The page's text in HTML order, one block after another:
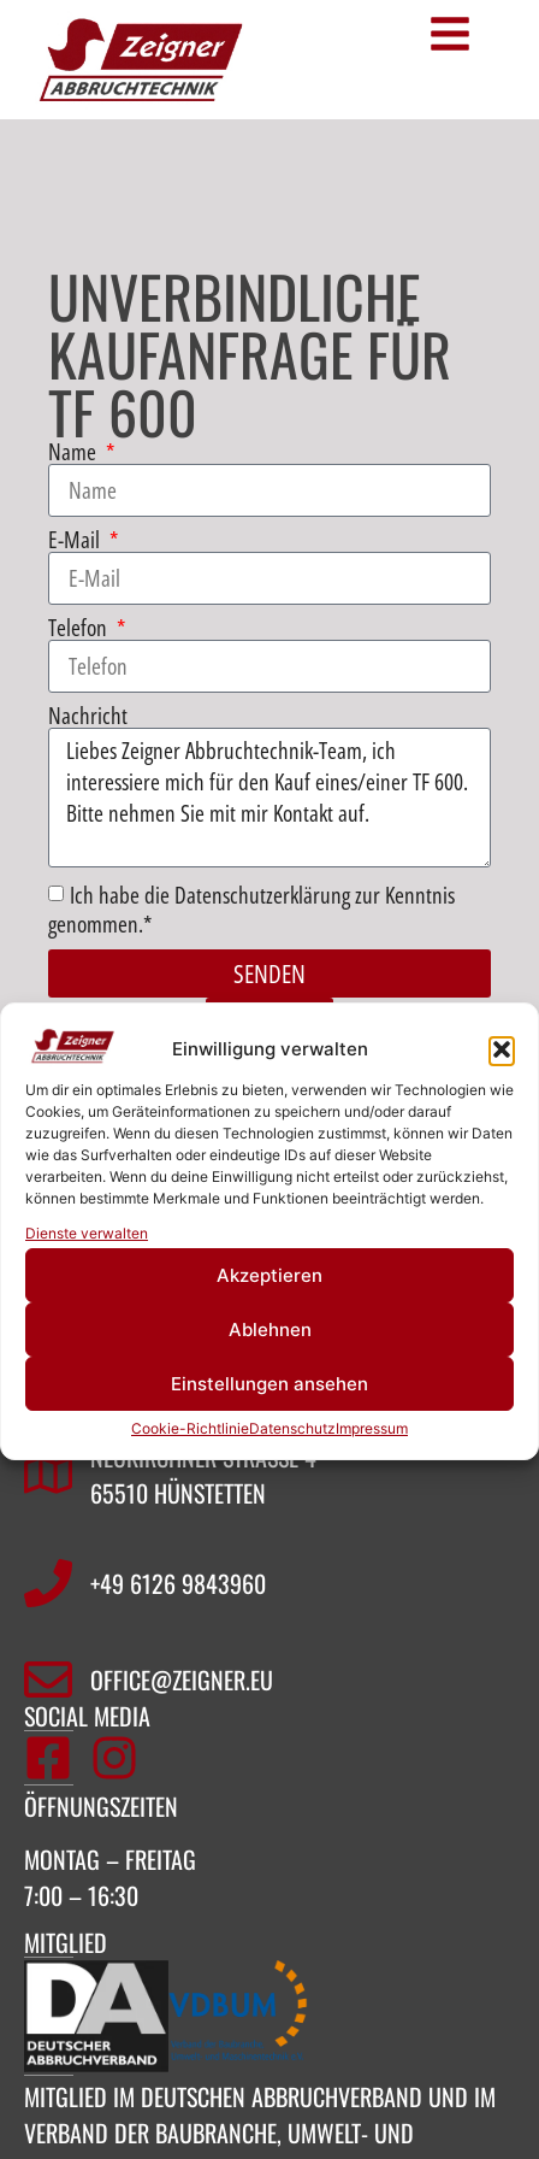
Einwilligung verwalten
Um dir ein optimales Erlebnis zu bieten, verwenden wir Technologien wie
Cookies, um Geräteinformationen zu speichern und/oder darauf
zuzugreifen. Wenn du diesen Technologien zustimmst, können wir Daten
wie das Surfverhalten oder eindeutige IDs auf dieser Website
verarbeiten. Wenn du deine Einwilligung nicht erteilst oder zurückziehst,
können bestimmte Merkmale und Funktionen beeinträchtigt werden.
Dienste verwalten
Akzeptieren
Ablehnen
Einstellungen ansehen
Cookie-RichtlinieDatenschutzImpressum
UNVERBINDLICHE
KAUFANFRAGE FÜR
TF 600
Name
E-Mail
Telefon
Nachricht
Ich habe die Datenschutzerklärung zur Kenntnis
genommen.*
SENDEN
ZEIGNER ABBRUCHTECHNIK
SASCHA ZEIGNER
NEUKIRCHNER STRASSE 4
65510 HÜNSTETTEN
+49 6126 9843960‬
OFFICE@ZEIGNER.EU
SOCIAL MEDIA
ÖFFNUNGSZEITEN
MONTAG – FREITAG
7:00 – 16:30
MITGLIED
MITGLIED IM DEUTSCHEN ABBRUCHVERBAND UND IM
VERBAND DER BAUBRANCHE, UMWELT- UND
Rufen Sie uns an!